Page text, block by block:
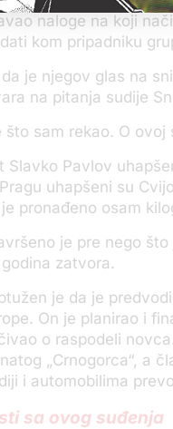
naloge na koji
kom pripadniku
je njegov glas na
na pitanja sudije
što sam rekao. O
Slavko Pavlov
uhapšeni su
pronađeno osam
je pre nego
zatvora.
je da je
On je planirao i
o raspodeli
„Crnogorca“, a
i automobilima
sa ovog suđenja